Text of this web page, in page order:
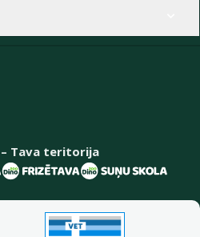
Tava teritorija